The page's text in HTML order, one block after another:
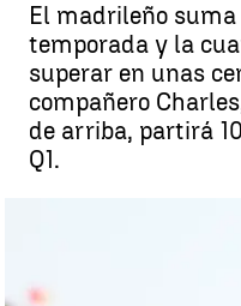
El madrileño
temporada y la
superar en unas
compañero
de arriba, partirá
Q1.